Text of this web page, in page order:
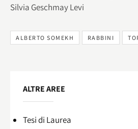
Silvia Geschmay Levi
ALBERTO SOMEKH RABBINI
ALTRE AREE
Tesi di Laurea